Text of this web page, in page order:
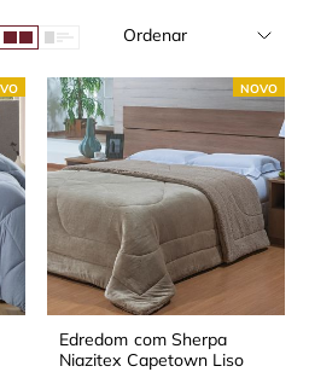
Ordenar
NOVO
Edredom com Sherpa
Niazitex Capetown Liso